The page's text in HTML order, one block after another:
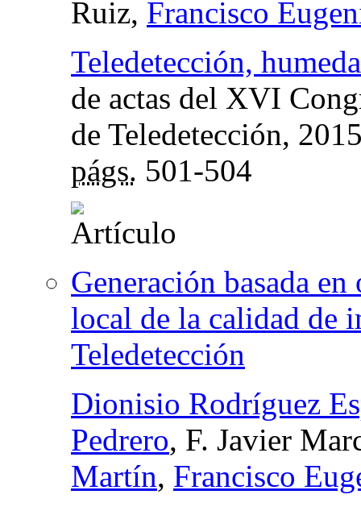
Ruiz, Francisco
Teledetección,
de actas del XVI
de Teledetección,
págs. 501-504
Generación basada
local de la calidad de
Teledetección
Dionisio Rodríguez
Pedrero, F. Javier
Martín, Francisco